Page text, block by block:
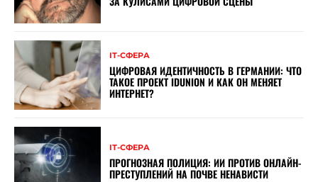
ІТ-СФЕРА
ЦИФРОВАЯ ИДЕНТИЧНОСТЬ В ГЕРМАНИИ: ЧТО
ТАКОЕ ПРОЕКТ IDUNION И КАК ОН МЕНЯЕТ
ИНТЕРНЕТ?
ІТ-СФЕРА
ПРОГНОЗНАЯ ПОЛИЦИЯ: ИИ ПРОТИВ ОНЛАЙН-
ПРЕСТУПЛЕНИЙ НА ПОЧВЕ НЕНАВИСТИ